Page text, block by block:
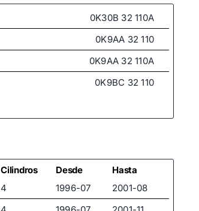
0K30B 32 110A
0K9AA 32 110
0K9AA 32 110A
0K9BC 32 110
Cilindros Desde
Hasta
4 1996-07
2001-08